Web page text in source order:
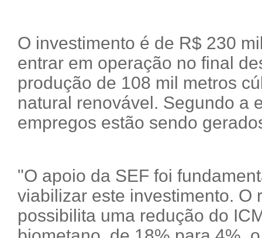
O investimento é de R$ 230
entrar em operação no final
produção de 108 mil metros
natural renovável. Segundo a
empregos estão sendo
"O apoio da SEF foi
viabilizar este investimento. O
possibilita uma redução do